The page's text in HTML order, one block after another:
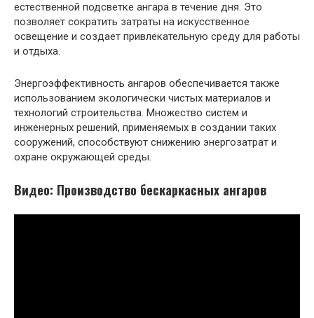
естественной подсветке ангара в течение дня. Это
позволяет сократить затраты на искусственное
освещение и создает привлекательную среду для работы
и отдыха.
Энергоэффективность ангаров обеспечивается также
использованием экологически чистых материалов и
технологий строительства. Множество систем и
инженерных решений, применяемых в создании таких
сооружений, способствуют снижению энергозатрат и
охране окружающей среды.
Видео: Производство бескаркасных ангаров